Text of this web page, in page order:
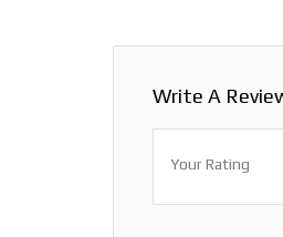
Write A
Your Rating